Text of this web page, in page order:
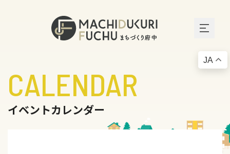
CALENDAR
イベントカレンダー
JA